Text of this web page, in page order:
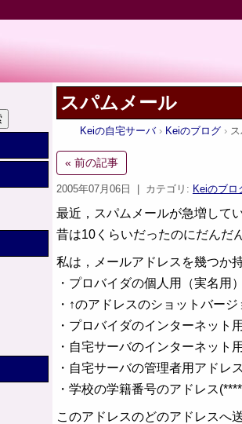
スパムメール
Keiの自宅サーバ Keiのブログ
« 前の記事
2005年07月06日 | カテゴリ: Keiのブロ
最近，スパムメールが急増して
昔は10くらいだったのにだんだ
私は，メールアドレスを幾つか
・プロバイダの個人用（実名用
・↑のアドレスのショットバー
・プロバイダのインターネット
・自宅サーバのインターネット
・自宅サーバの管理者用アドレ
・学校の学籍番号のアドレス
このアドレスのどのアドレスへ